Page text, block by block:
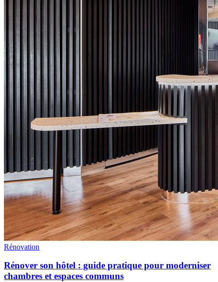
Rénovation
Rénover son hôtel : guide pratique pour moderniser
chambres et espaces communs